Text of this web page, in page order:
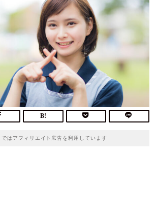
ではアフィリエイト広告を利用しています